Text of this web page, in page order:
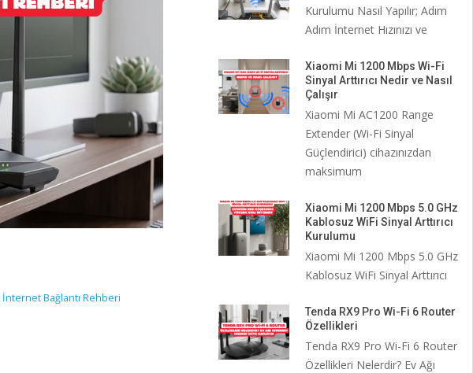
İnternet Bağlantı Rehberi
Kurulumu Nasıl Yapılır; Adım
Adım İnternet Hızınızı ve
Xiaomi Mi 1200 Mbps Wi-Fi
Sinyal Arttırıcı Nedir ve Nasıl
Çalışır
Xiaomi Mi AC1200 Range
Extender (Wi-Fi Sinyal
Güçlendirici) cihazınızdan
maksimum
Xiaomi Mi 1200 Mbps 5.0 GHz
Kablosuz WiFi Sinyal Arttırıcı
Kurulumu
Xiaomi Mi 1200 Mbps 5.0 GHz
Kablosuz WiFi Sinyal Arttırıcı
Tenda RX9 Pro Wi-Fi 6 Router
Özellikleri
Tenda RX9 Pro Wi-Fi 6 Router
Özellikleri Nelerdir? Ev Ağı